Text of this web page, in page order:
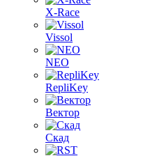
X-Race
Vissol
NEO
RepliKey
Вектор
Скад